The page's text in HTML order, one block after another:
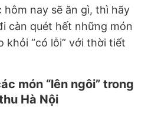
nay sẽ ăn gì, thì hãy
càn quét hết những món
khỏi “có lỗi” với thời tiết
món “lên ngôi” trong
Hà Nội